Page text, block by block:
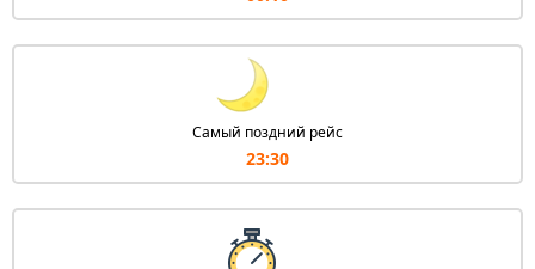
Самый поздний рейс
23:30